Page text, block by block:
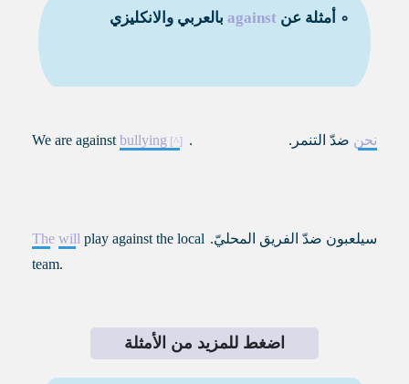
∘ أمثلة عنagainst بالعربي والانكليزي
نحن ضدّ التنمر .
We are against bullying .
سيلعبون ضدّ الفريق المحليّ.
The will play against the local
team.
اضغط للمزيد من الأمثلة